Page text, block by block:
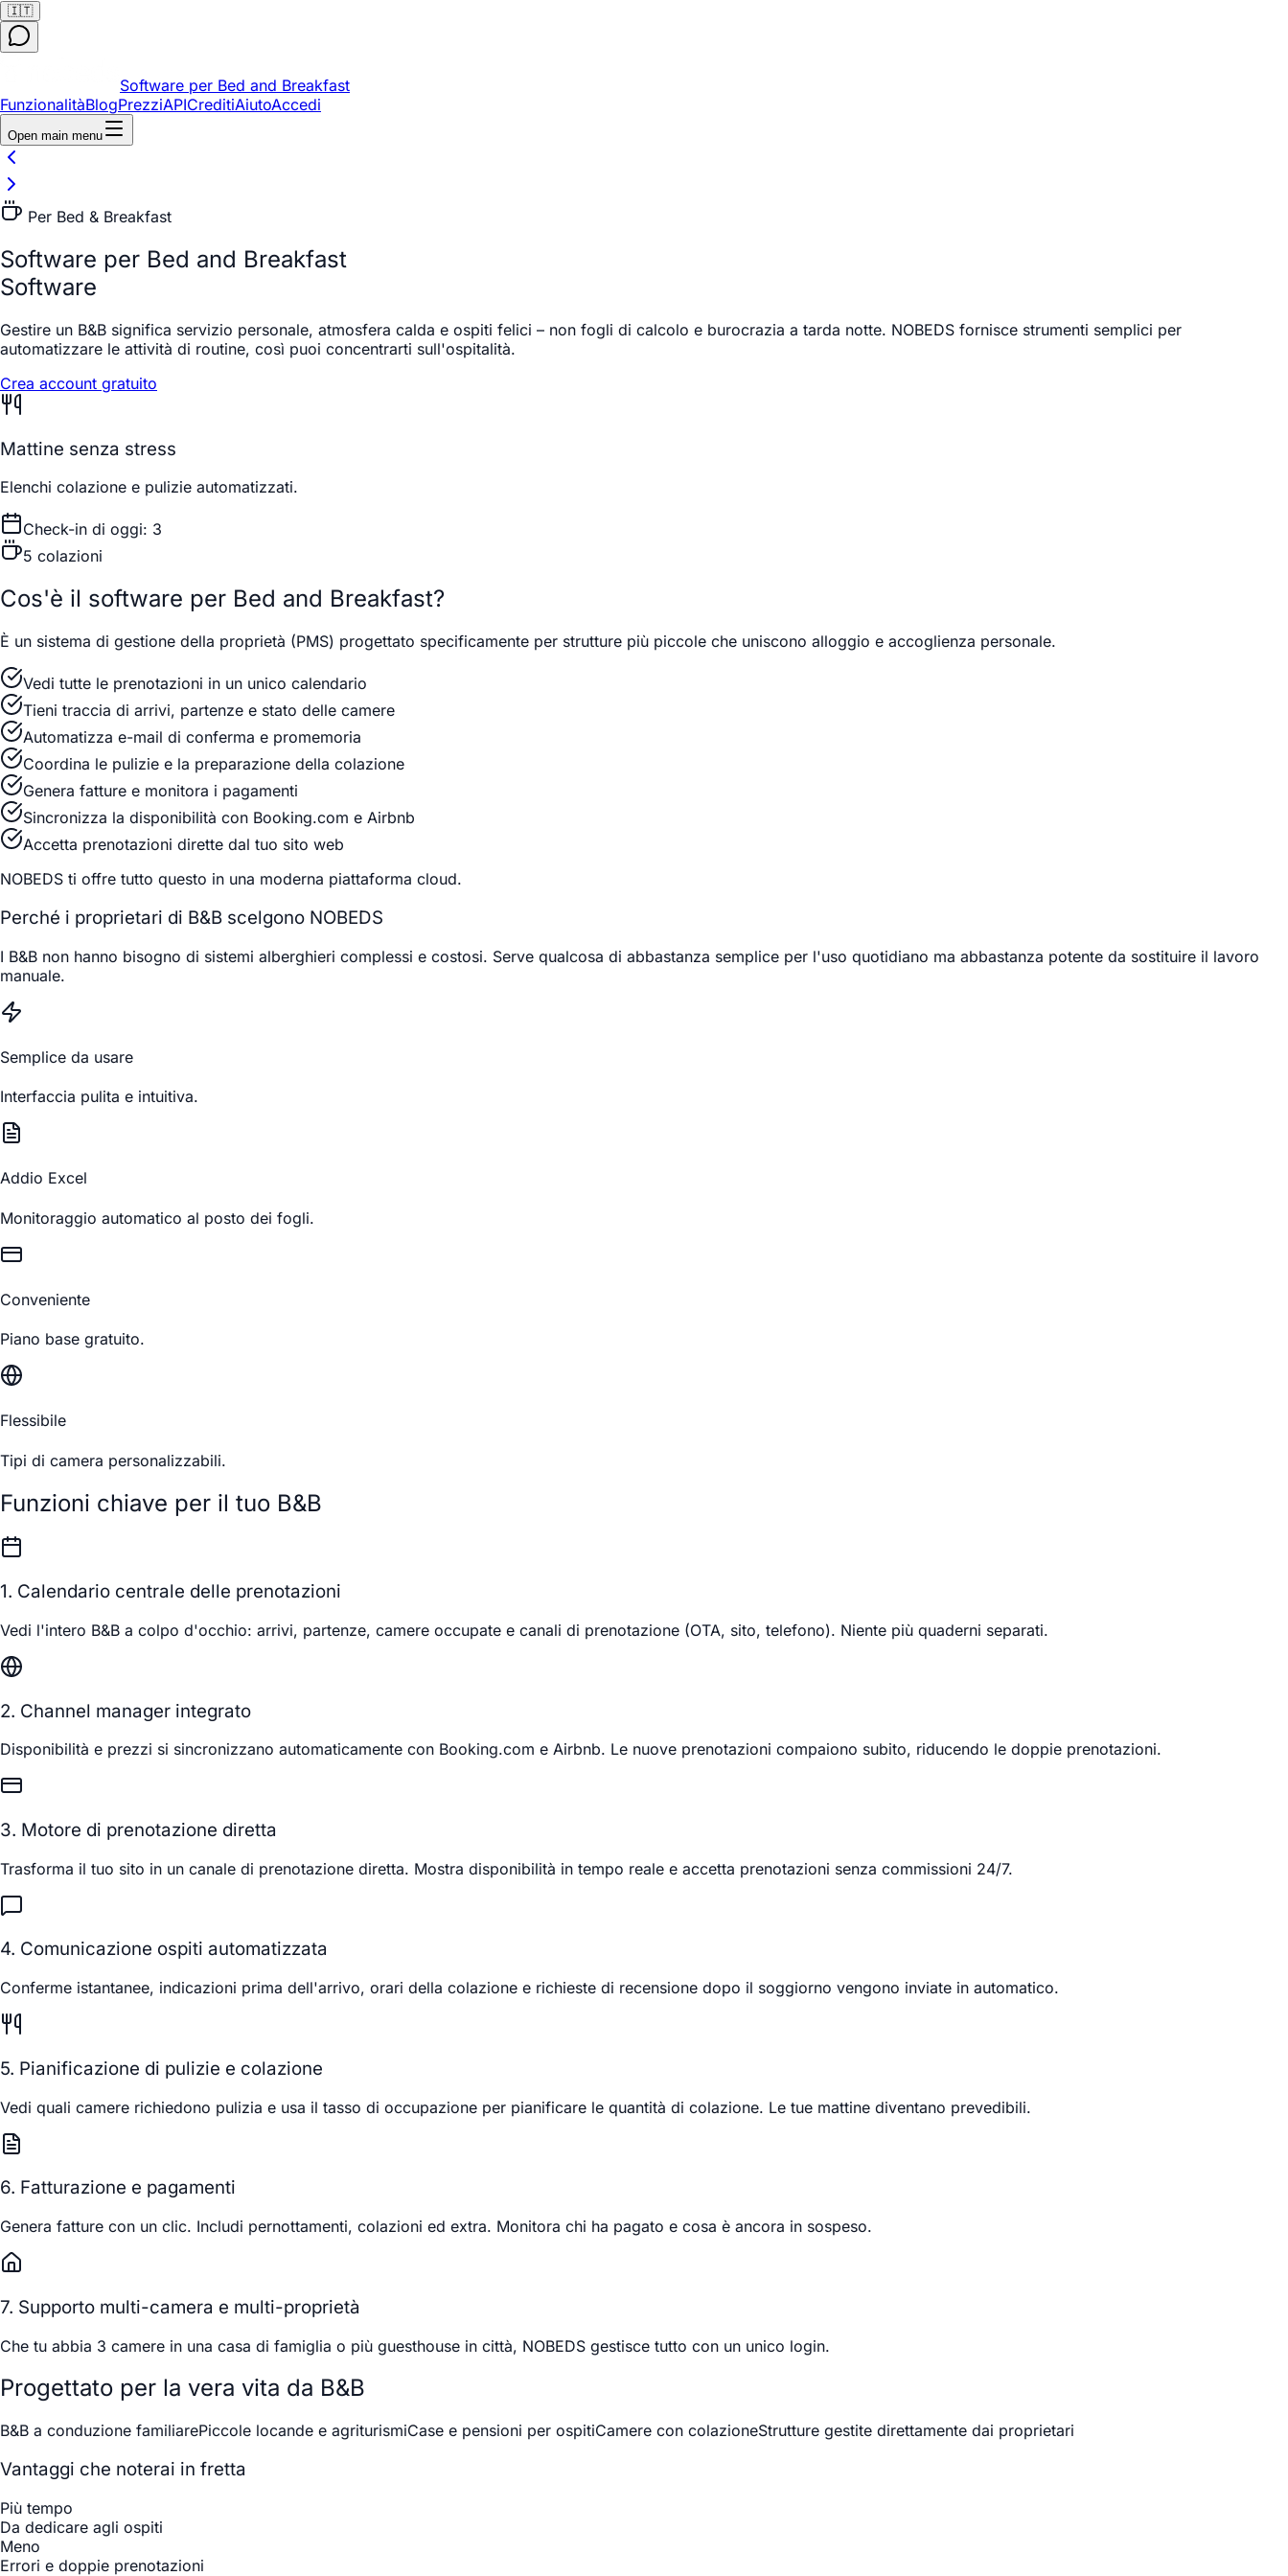
🇮🇹
Software per Bed and Breakfast
FunzionalitàBlogPrezziAPICreditiAiutoAccedi
Open main menu
Per Bed & Breakfast
Software per Bed and Breakfast
Software
Gestire un B&B significa servizio personale, atmosfera calda e ospiti felici – non fogli di calcolo e burocrazia a tarda notte. NOBEDS fornisce strumenti semplici per
automatizzare le attività di routine, così puoi concentrarti sull'ospitalità.
Crea account gratuito
Mattine senza stress
Elenchi colazione e pulizie automatizzati.
Check-in di oggi: 3
5 colazioni
Cos'è il software per Bed and Breakfast?
È un sistema di gestione della proprietà (PMS) progettato specificamente per strutture più piccole che uniscono alloggio e accoglienza personale.
Vedi tutte le prenotazioni in un unico calendario
Tieni traccia di arrivi, partenze e stato delle camere
Automatizza e-mail di conferma e promemoria
Coordina le pulizie e la preparazione della colazione
Genera fatture e monitora i pagamenti
Sincronizza la disponibilità con Booking.com e Airbnb
Accetta prenotazioni dirette dal tuo sito web
NOBEDS ti offre tutto questo in una moderna piattaforma cloud.
Perché i proprietari di B&B scelgono NOBEDS
I B&B non hanno bisogno di sistemi alberghieri complessi e costosi. Serve qualcosa di abbastanza semplice per l'uso quotidiano ma abbastanza potente da sostituire il lavoro
manuale.
Semplice da usare
Interfaccia pulita e intuitiva.
Addio Excel
Monitoraggio automatico al posto dei fogli.
Conveniente
Piano base gratuito.
Flessibile
Tipi di camera personalizzabili.
Funzioni chiave per il tuo B&B
1. Calendario centrale delle prenotazioni
Vedi l'intero B&B a colpo d'occhio: arrivi, partenze, camere occupate e canali di prenotazione (OTA, sito, telefono). Niente più quaderni separati.
2. Channel manager integrato
Disponibilità e prezzi si sincronizzano automaticamente con Booking.com e Airbnb. Le nuove prenotazioni compaiono subito, riducendo le doppie prenotazioni.
3. Motore di prenotazione diretta
Trasforma il tuo sito in un canale di prenotazione diretta. Mostra disponibilità in tempo reale e accetta prenotazioni senza commissioni 24/7.
4. Comunicazione ospiti automatizzata
Conferme istantanee, indicazioni prima dell'arrivo, orari della colazione e richieste di recensione dopo il soggiorno vengono inviate in automatico.
5. Pianificazione di pulizie e colazione
Vedi quali camere richiedono pulizia e usa il tasso di occupazione per pianificare le quantità di colazione. Le tue mattine diventano prevedibili.
6. Fatturazione e pagamenti
Genera fatture con un clic. Includi pernottamenti, colazioni ed extra. Monitora chi ha pagato e cosa è ancora in sospeso.
7. Supporto multi-camera e multi-proprietà
Che tu abbia 3 camere in una casa di famiglia o più guesthouse in città, NOBEDS gestisce tutto con un unico login.
Progettato per la vera vita da B&B
B&B a conduzione familiarePiccole locande e agriturismiCase e pensioni per ospitiCamere con colazioneStrutture gestite direttamente dai proprietari
Vantaggi che noterai in fretta
Più tempo
Da dedicare agli ospiti
Meno
Errori e doppie prenotazioni